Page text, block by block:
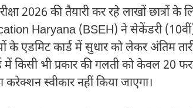
2026 की तैयारी कर रहे लाखों
Haryana (BSEH) ने सेकेंडरी
के एडमिट कार्ड में सुधार को लेकर अंतिम
में किसी भी प्रकार की गलती को केवल 20
करेक्शन स्वीकार नहीं किया जाएगा।